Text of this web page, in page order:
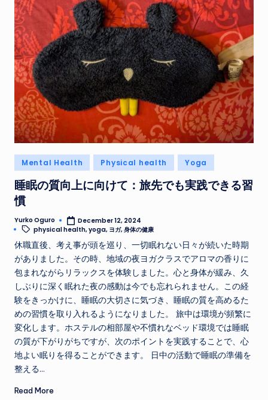
Posted
in
Mental Health Physical health Yoga
睡眠の質向上に向けて：旅先でも実践できる習
慣
Posted
by
Yurko Oguro December 12, 2024
Tags:
physical health,yoga, ヨガ,身体の健康
休職直後、考え事が頭を巡り、一切眠れない日々が続いた時期
がありました。その時、地域の夜ヨガクラスでアロマの香りに
包まれながらリラックスを体験しました。心と身体が緩み、久
しぶりに深く眠れた夜の感動は今でも忘れられません。この経
験をきっかけに、睡眠の大切さに気づき、睡眠の質を高めるた
めの習慣を取り入れるようになりました。 旅中は環境が頻繁に
変化します。ホステルの相部屋や不慣れなベッド環境では睡眠
の質が下がりがちですが、次のポイントを実践することで、心
地よい眠りを得ることができます。 日中の活動で睡眠の準備を
整える…
Read More